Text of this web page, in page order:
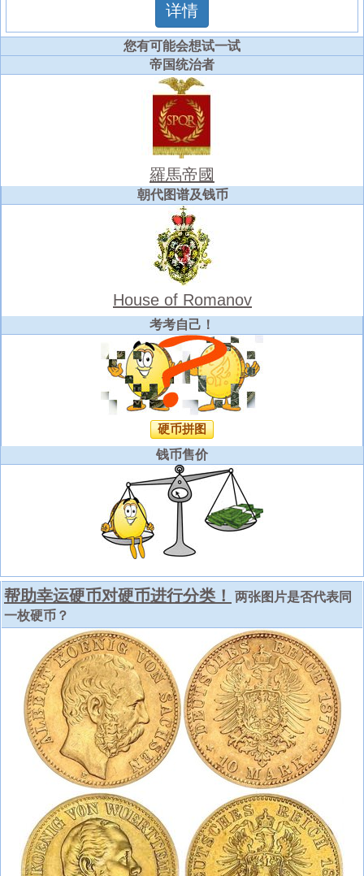
详情
您有可能会想试一试
帝国统治者
羅馬帝國
朝代图谱及钱币
House of Romanov
考考自己！
硬币拼图
钱币售价
帮助幸运硬币对硬币进行分类！
两张图片是否代表同
一枚硬币？